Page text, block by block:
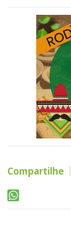
Compartilhe